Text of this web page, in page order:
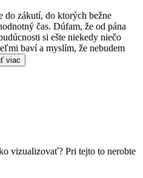
do zákutí, do ktorých bežne
čas. Dúfam, že od pána
si ešte niekedy niečo
baví a myslím, že nebudem
viac
vizualizovať? Pri tejto to nerobte